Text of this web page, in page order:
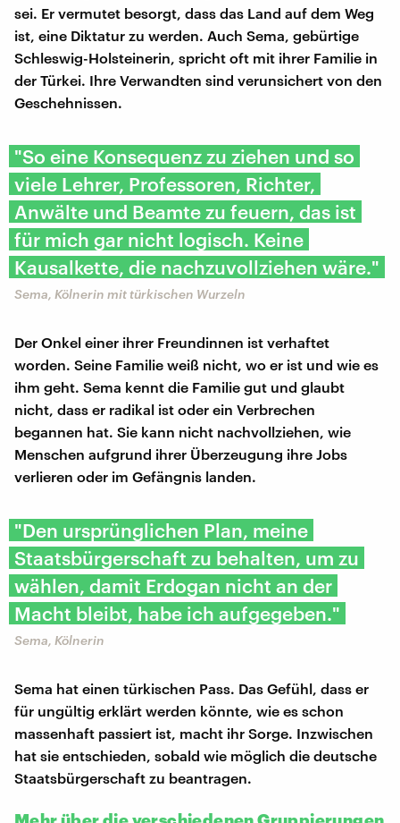
sei. Er vermutet besorgt, dass das Land auf dem Weg
ist, eine Diktatur zu werden. Auch Sema, gebürtige
Schleswig-Holsteinerin, spricht oft mit ihrer Familie in
der Türkei. Ihre Verwandten sind verunsichert von den
Geschehnissen.
"So eine Konsequenz zu ziehen und so
viele Lehrer, Professoren, Richter,
Anwälte und Beamte zu feuern, das ist
für mich gar nicht logisch. Keine
Kausalkette, die nachzuvollziehen wäre."
Sema, Kölnerin mit türkischen Wurzeln
Der Onkel einer ihrer Freundinnen ist verhaftet
worden. Seine Familie weiß nicht, wo er ist und wie es
ihm geht. Sema kennt die Familie gut und glaubt
nicht, dass er radikal ist oder ein Verbrechen
begannen hat. Sie kann nicht nachvollziehen, wie
Menschen aufgrund ihrer Überzeugung ihre Jobs
verlieren oder im Gefängnis landen.
"Den ursprünglichen Plan, meine
Staatsbürgerschaft zu behalten, um zu
wählen, damit Erdogan nicht an der
Macht bleibt, habe ich aufgegeben."
Sema, Kölnerin
Sema hat einen türkischen Pass. Das Gefühl, dass er
für ungültig erklärt werden könnte, wie es schon
massenhaft passiert ist, macht ihr Sorge. Inzwischen
hat sie entschieden, sobald wie möglich die deutsche
Staatsbürgerschaft zu beantragen.